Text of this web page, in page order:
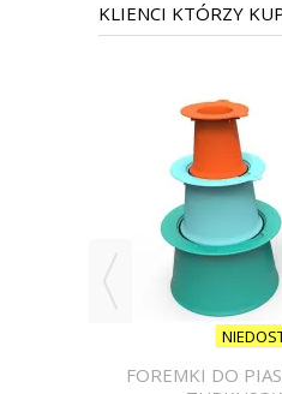
KLIENCI KTÓRZY
FOREMKI DO